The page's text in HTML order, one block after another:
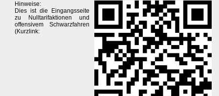
Hinweise:
Dies ist die Eingangsseite
zu Nulltarifaktionen und
offensivem Schwarzfahren
(Kurzlink: